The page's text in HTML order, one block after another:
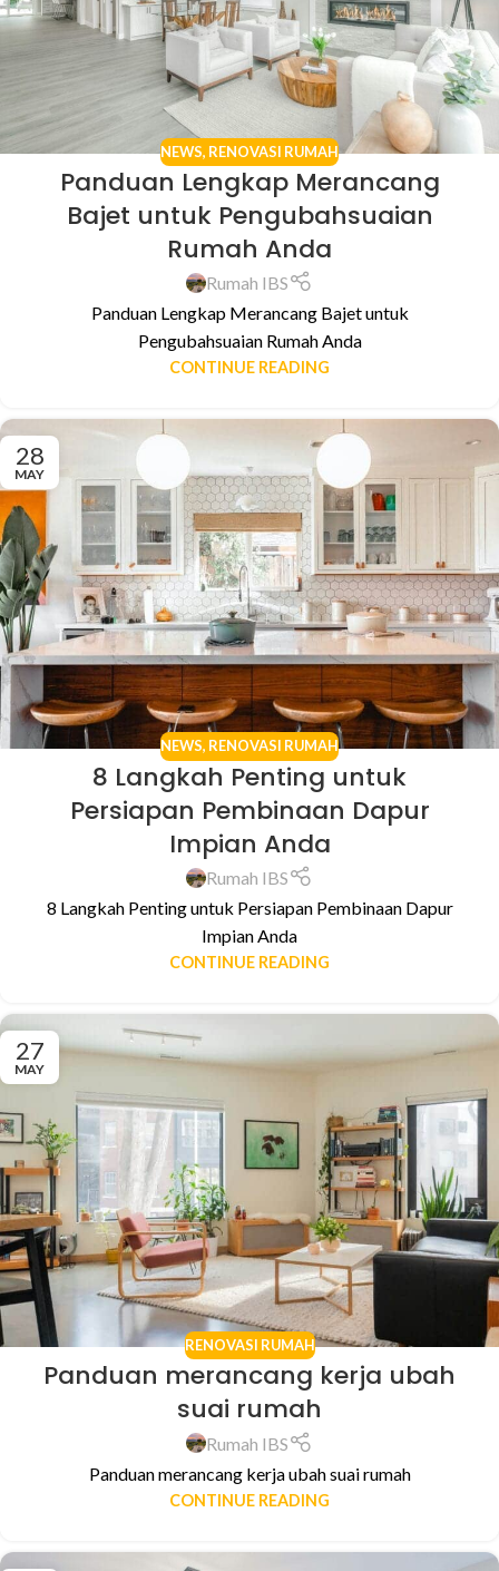
NEWS, RENOVASI RUMAH
Panduan Lengkap Merancang
Bajet untuk Pengubahsuaian
Rumah Anda
Rumah IBS
Panduan Lengkap Merancang Bajet untuk
Pengubahsuaian Rumah Anda
CONTINUE READING
28
MAY
NEWS, RENOVASI RUMAH
8 Langkah Penting untuk
Persiapan Pembinaan Dapur
Impian Anda
Rumah IBS
8 Langkah Penting untuk Persiapan Pembinaan Dapur
Impian Anda
CONTINUE READING
27
MAY
RENOVASI RUMAH
Panduan merancang kerja ubah
suai rumah
Rumah IBS
Panduan merancang kerja ubah suai rumah
CONTINUE READING